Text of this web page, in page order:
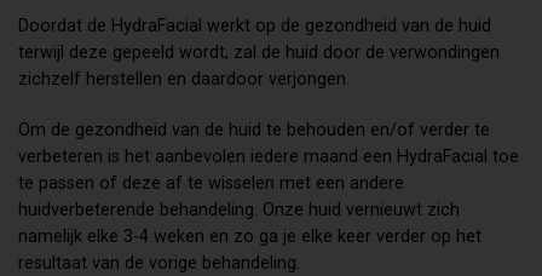
Doordat de HydraFacial werkt op de gezondheid van de huid
terwijl deze gepeeld wordt, zal de huid door de verwondingen
zichzelf herstellen en daardoor verjongen.
Om de gezondheid van de huid te behouden en/of verder te
verbeteren is het aanbevolen iedere maand een HydraFacial toe
te passen of deze af te wisselen met een andere
huidverbeterende behandeling. Onze huid vernieuwt zich
namelijk elke 3-4 weken en zo ga je elke keer verder op het
resultaat van de vorige behandeling.